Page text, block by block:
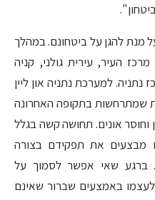
".
מנת להגן על ביטחונם. במהלך
העיר, עירית גולני, קניה
למערכת נתניה און ליין
שמתרחשות בתקופה האחרונה
וחוסר אונים. תחושה קשה בגלל
מבצעים את תפקידם בצורה
ברגע שאי אפשר לסמוך על
באמצעים שברור שאינם